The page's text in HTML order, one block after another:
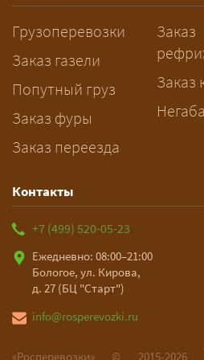
рассчитает
подготовку
Грузоперевозки
Заказ газели
Попутный груз
Заказ фуры
Заказ переезда
Заказ
Заказ
Контакты
+7 (499) 520-05-23
Ежедневно: 08:00–21:00
Бологое, ул. Кирова,
д. 27 (БЦ "Старт")
info@rosperevozki.ru
«Росперевозки» © 2015-2026